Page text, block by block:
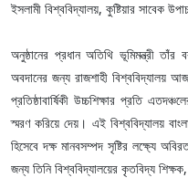
ইসলামী বিশ্ববিদ্যালয়, কুষ্টিয়ার সাবেক
অনুষ্ঠানের প্রধান অতিথি ভূমিমন্ত্রী
অবদানের জন্য রাজশাহী বিশ্ববিদ্যালয়
প্রতিষ্ঠাবার্ষিকী উচ্চশিক্ষার প্রতি
স্মরণ করিয়ে দেয়। এই বিশ্ববিদ্যালয়
হিসেবে দক্ষ মানবসম্পদ সৃষ্টির লক্ষ্যে
জন্য তিনি বিশ্ববিদ্যালয়ের কৃতবিদ্য